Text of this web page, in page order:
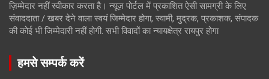
ज़िम्मेदार नहीं स्वीकार करता है। न्यूज़ पोर्टल में प्रकाशित ऐसी सामग्री के लिए
संवाददाता / खबर देने वाला स्वयं जिम्मेदार होगा, स्वामी, मुद्रक, प्रकाशक, संपादक
की कोई भी जिम्मेदारी नहीं होगी. सभी विवादों का न्यायक्षेत्र रायपुर होगा
हमसे सम्पर्क करें